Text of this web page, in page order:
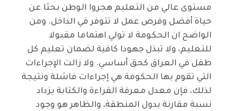
مستوى عالي من التعليم هجروا الوطن بحثا عن
حياة أفضل وفرص عمل لا تتوفر في الداخل. ومن
الواضح ان الحكومة لا تولي اهتماما مقبولا
للتعليم، ولا تبذل جهودا كافية لضمان تعليم كل
طفل في العراق كحق أساسي. ولا زالت الإجراءات
التي تقوم بها الحكومة هي إجراءات فاشلة ونتيجة
لذلك، فإن معدل معرفة القراءة والكتابة يزداد
نسبة مقارنة بدول المنطقة، والظاهر هو وجود